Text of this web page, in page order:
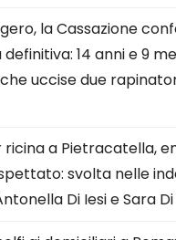
la Cassazione
14 anni e 9
uccise due
a Pietracatella,
svolta nelle
Di Iesi e Sara